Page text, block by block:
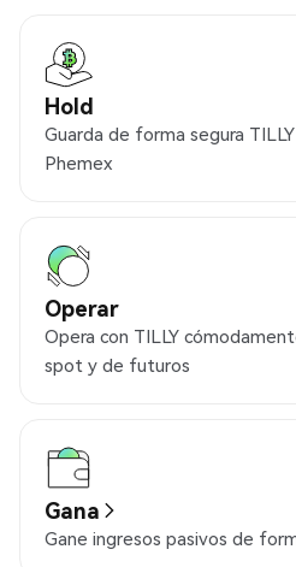
Hold
Guarda de forma segura
Phemex
Operar
Opera con TILLY
spot y de futuros
Gana
Gane ingresos pasivos de